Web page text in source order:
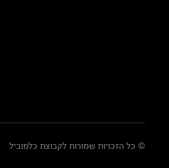
© כל הזכויות שמורות לקבוצת כלמוביל